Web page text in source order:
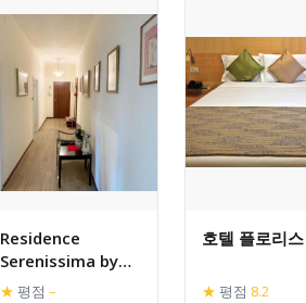
Residence
Serenissima by
Holistay
★ 평점 –
호텔 플로리스
★ 평점 8.2